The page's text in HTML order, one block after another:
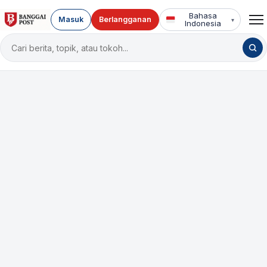
Cari
berita
Masuk Berlangganan
Bahasa
Indonesia
▾